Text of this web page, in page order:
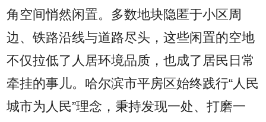
角空间悄然闲置。多数地块隐匿于小区周
边、铁路沿线与道路尽头，这些闲置的空地
不仅拉低了人居环境品质，也成了居民日常
牵挂的事儿。哈尔滨市平房区始终践行“人民
城市为人民”理念，秉持发现一处、打磨一